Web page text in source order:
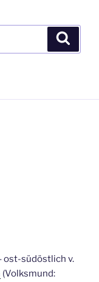
ost-südöstlich v.
(Volksmund: